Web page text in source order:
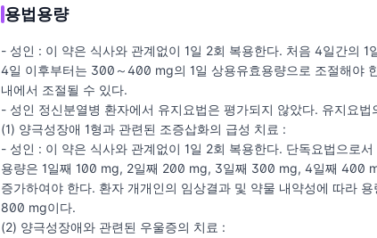
용법용량
- 성인 : 이 약은 식사와 관계없이 1일 2회 복용한다. 처음 4일간의
4일 이후부터는 300～400 mg의 1일 상용유효용량으로 조절해야
내에서 조절될 수 있다.
- 성인 정신분열병 환자에서 유지요법은 평가되지 않았다. 유지요
(1) 양극성장애 1형과 관련된 조증삽화의 급성 치료 :
- 성인 : 이 약은 식사와 관계없이 1일 2회 복용한다. 단독요법으로
용량은 1일째 100 mg, 2일째 200 mg, 3일째 300 mg, 4일째 400
증가하여야 한다. 환자 개개인의 임상결과 및 약물 내약성에 따라
800 mg이다.
(2) 양극성장애와 관련된 우울증의 치료 :